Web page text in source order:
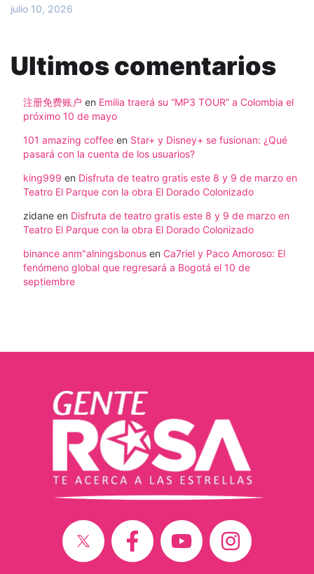
julio 10, 2026
Ultimos comentarios
注册免费账户 en Emilia traerá su “MP3 TOUR” a Colombia el
próximo 10 de mayo
101 amazing coffee en Star+ y Disney+ se fusionan: ¿Qué
pasará con la cuenta de los usuarios?
king999 en Disfruta de teatro gratis este 8 y 9 de marzo en
Teatro El Parque con la obra El Dorado Colonizado
zidane en Disfruta de teatro gratis este 8 y 9 de marzo en
Teatro El Parque con la obra El Dorado Colonizado
binance anm"alningsbonus en Ca7riel y Paco Amoroso: El
fenómeno global que regresará a Bogotá el 10 de
septiembre